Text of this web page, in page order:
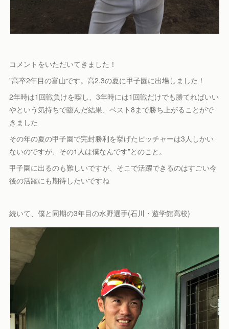
コメントをいただいてきました！
”高卒2年目の富山です。高2,3の夏に甲子園に出場しました！
2年時は1回戦負けを喫し、3年時には1回戦だけでも勝てればいい
やという気持ちで臨んだ結果、ベスト8まで勝ち上がることがで
きました
その年の夏の甲子園で完封勝利を挙げたピッチャーは3人しかい
ないのですが、その1人は僕なんです”とのこと。
甲子園に出るのも難しいですが、そこで活躍できるのはすごい今
後の活躍にも期待したいですね
続いて、僕と同期の3年目の水野選手(石川・遊学館高校)